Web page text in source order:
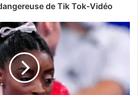
de Tik Tok-Vidéo